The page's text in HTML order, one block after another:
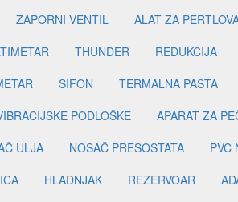
ZAPORNI VENTIL ALAT ZA
THUNDER REDUKCIJA
SIFON TERMALNA PASTA
PODLOŠKE APARAT ZA
ULJA NOSAČ PRESOSTATA PVC
HLADNJAK REZERVOAR